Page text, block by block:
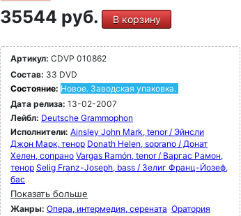
35544 руб. В корзину
Артикул: CDVP 010862
Состав: 33 DVD
Состояние: Новое. Заводская упаковка.
Дата релиза: 13-02-2007
Лейбл: Deutsche Grammophon
Исполнители: Ainsley John Mark, tenor / Эйнсли
Джон Марк, тенор Donath Helen, soprano / Донат
Хелен, сопрано Vargas Ramón, tenor / Варгас Рамон,
тенор Selig Franz-Joseph, bass / Зелиг Франц-Йозеф,
бас
Показать больше
Жанры: Опера, интермедия, серената Оратория